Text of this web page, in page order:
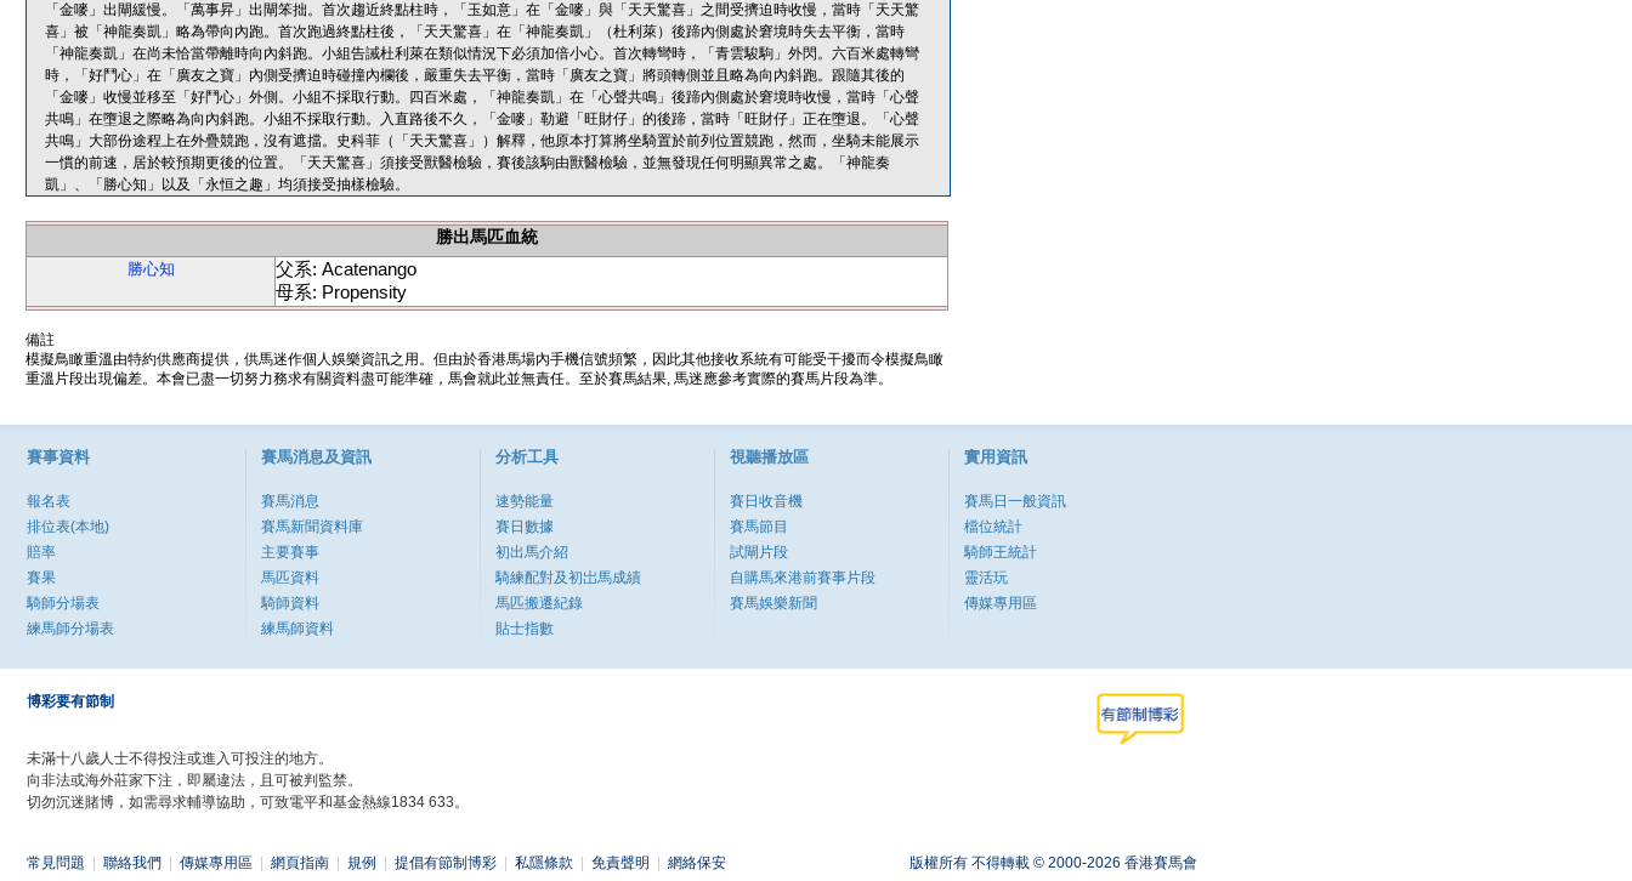
「金嘜」出閘緩慢。「萬事昇」出閘笨拙。首次趨近終點柱時，「玉如意」在「金嘜」與「天天驚喜」之間受擠迫時收慢，當時「天天驚
喜」被「神龍奏凱」略為帶向內跑。首次跑過終點柱後，「天天驚喜」在「神龍奏凱」（杜利萊）後蹄內側處於窘境時失去平衡，當時
「神龍奏凱」在尚未恰當帶離時向內斜跑。小組告誡杜利萊在類似情況下必須加倍小心。首次轉彎時，「青雲駿駒」外閃。六百米處轉彎
時，「好鬥心」在「廣友之寶」內側受擠迫時碰撞內欄後，嚴重失去平衡，當時「廣友之寶」將頭轉側並且略為向內斜跑。跟隨其後的
「金嘜」收慢並移至「好鬥心」外側。小組不採取行動。四百米處，「神龍奏凱」在「心聲共鳴」後蹄內側處於窘境時收慢，當時「心聲
共鳴」在墮退之際略為向內斜跑。小組不採取行動。入直路後不久，「金嘜」勒避「旺財仔」的後蹄，當時「旺財仔」正在墮退。「心聲
共鳴」大部份途程上在外疊競跑，沒有遮擋。史科菲（「天天驚喜」）解釋，他原本打算將坐騎置於前列位置競跑，然而，坐騎未能展示
一慣的前速，居於較預期更後的位置。「天天驚喜」須接受獸醫檢驗，賽後該駒由獸醫檢驗，並無發現任何明顯異常之處。「神龍奏
凱」、「勝心知」以及「永恒之趣」均須接受抽樣檢驗。
勝出馬匹血統
勝心知
父系: Acatenango
母系: Propensity
備註
模擬鳥瞰重溫由特約供應商提供，供馬迷作個人娛樂資訊之用。但由於香港馬場內手機信號頻繁，因此其他接收系統有可能受干擾而令模擬鳥瞰
重溫片段出現偏差。本會已盡一切努力務求有關資料盡可能準確，馬會就此並無責任。至於賽馬結果, 馬迷應參考實際的賽馬片段為準。
賽事資料
報名表
排位表(本地)
賠率
賽果
騎師分場表
練馬師分場表
賽馬消息及資訊
賽馬消息
賽馬新聞資料庫
主要賽事
馬匹資料
騎師資料
練馬師資料
分析工具
速勢能量
賽日數據
初出馬介紹
騎練配對及初岀馬成績
馬匹搬遷紀錄
貼士指數
視聽播放區
賽日收音機
賽馬節目
試閘片段
自購馬來港前賽事片段
賽馬娛樂新聞
實用資訊
賽馬日一般資訊
檔位統計
騎師王統計
靈活玩
傳媒專用區
博彩要有節制
未滿十八歲人士不得投注或進入可投注的地方。
向非法或海外莊家下注，即屬違法，且可被判監禁。
切勿沉迷賭博，如需尋求輔導協助，可致電平和基金熱線1834 633。
常見問題 聯絡我們 傳媒專用區 網頁指南 規例 提倡有節制博彩 私隱條款 免責聲明 網絡保安 版權所有 不得轉載 © 2000-2026 香港賽馬會